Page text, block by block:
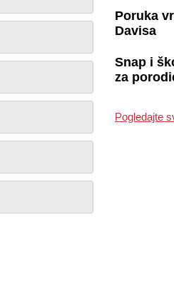
Poruka
Davisa
Snap i
za
Pogledajte